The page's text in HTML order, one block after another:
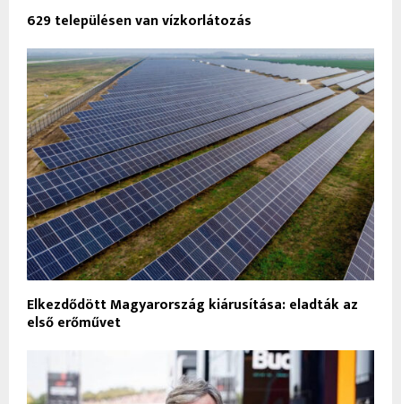
629 településen van vízkorlátozás
Elkezdődött Magyarország kiárusítása: eladták az
első erőművet